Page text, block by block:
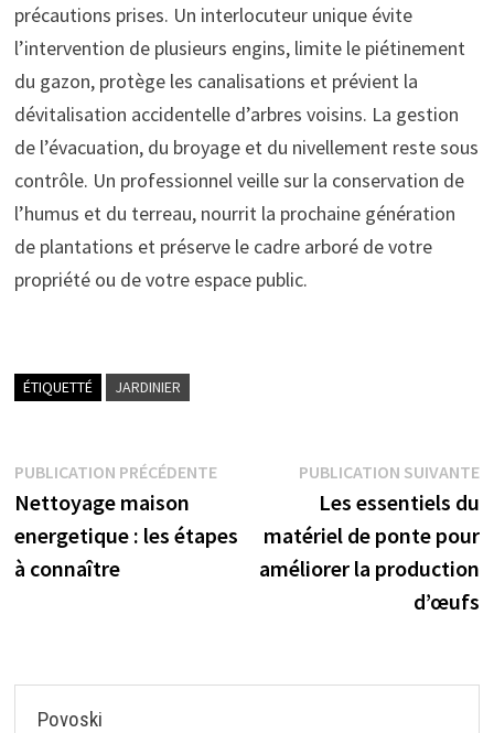
précautions prises. Un interlocuteur unique évite
l’intervention de plusieurs engins, limite le piétinement
du gazon, protège les canalisations et prévient la
dévitalisation accidentelle d’arbres voisins. La gestion
de l’évacuation, du broyage et du nivellement reste sous
contrôle. Un professionnel veille sur la conservation de
l’humus et du terreau, nourrit la prochaine génération
de plantations et préserve le cadre arboré de votre
propriété ou de votre espace public.
ÉTIQUETTÉ JARDINIER
Navigation
de
l’article
PUBLICATION PRÉCÉDENTEPublication
Nettoyage maison
energetique : les étapes
à connaître
PUBLICATION SUIVANTE
Les essentiels du
matériel de ponte pour
améliorer la production
d’œufs
Povoski